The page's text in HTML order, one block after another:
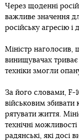
Через щоденні
важливе значення
російську агресію і
Міністр наголосив,
винищувачах триває
техніки змогли
За його словами, F-
військовим збивати
рятувати життя.
технічні
радянські, які досі